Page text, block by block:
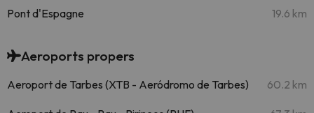
Pont d'Espagne 19.6 km
Aeroports propers
Aeroport de Tarbes (XTB - Aeródromo de Tarbes) 60.2 km